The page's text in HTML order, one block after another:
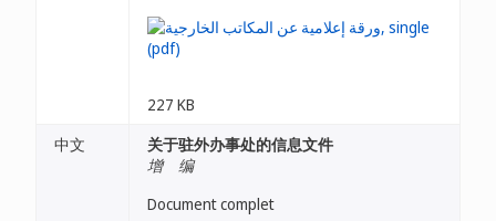
227 KB
中文
关于驻外办事处的信息文件
增 编
Document complet